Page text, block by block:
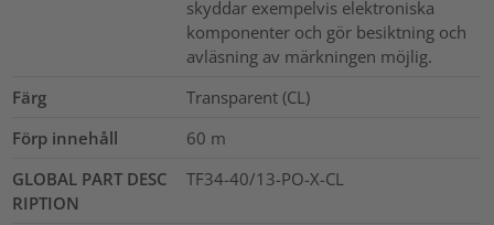
skyddar exempelvis elektroniska
komponenter och gör besiktning och
avläsning av märkningen möjlig.
Färg
Transparent (CL)
Förp innehåll
60 m
GLOBAL PART DESC
RIPTION
TF34-40/13-PO-X-CL